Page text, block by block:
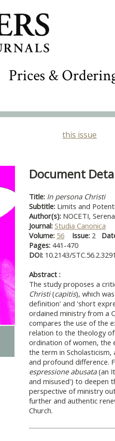
Prices &
this issue
Document
Title: In persona Christi
Subtitle: Limits and
Author(s): NOCETI, Serena
Journal: Studia Canonica
Volume: 56 Issue: 2
Pages: 441-470
DOI: 10.2143/
Abstract :
The study proposes a
Christi(capitis), which
definition' and 'short
ordained ministry from a
compares the use of the
relation to the theology
ordination of women, the
the term in
and profound difference.
espressione abusata(an
and misused') to deepen
perspective of ministry
further and authentic
Church.